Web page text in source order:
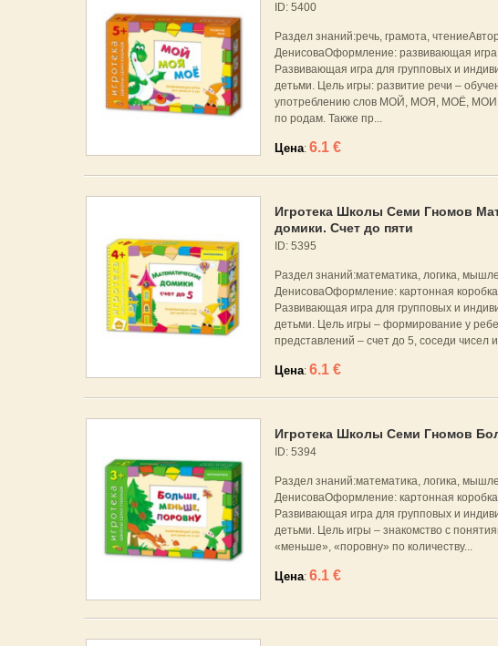
ID: 5400
Раздел знаний:речь, грамота,
ДенисоваОформление: развивающая
Развивающая игра для групповых и
детьми. Цель игры: развитие речи –
употреблению слов МОЙ, МОЯ, МОЁ, МОИ,
по родам. Также пр...
Цена: 6.1 €
Игротека Школы Семи Гномов
домики. Счет до пяти
ID: 5395
Раздел знаний:математика, логика,
ДенисоваОформление: картонная
Развивающая игра для групповых и
детьми. Цель игры – формирование у
представлений – счет до 5, соседи чисел
Цена: 6.1 €
Игротека Школы Семи Гномов
ID: 5394
Раздел знаний:математика, логика,
ДенисоваОформление: картонная
Развивающая игра для групповых и
детьми. Цель игры – знакомство с
«меньше», «поровну» по количеству...
Цена: 6.1 €